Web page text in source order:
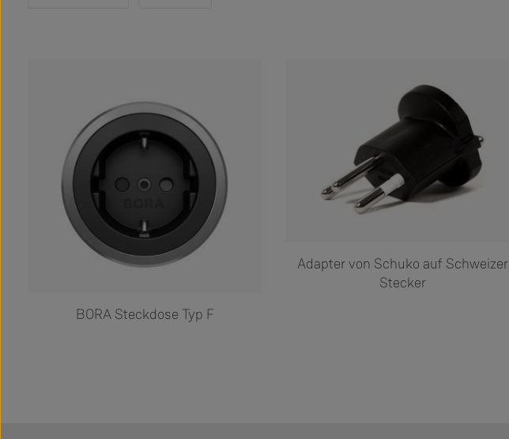
BORA Steckdose Typ F
Adapter von Schuko auf Schweizer
Stecker